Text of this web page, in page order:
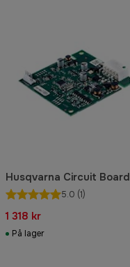
Husqvarna Circuit Board
5.0 (1)
1 318 kr
På lager